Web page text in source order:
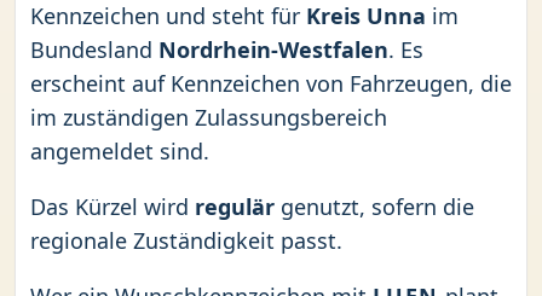
Kennzeichen und steht für Kreis Unna im
Bundesland Nordrhein-Westfalen. Es
erscheint auf Kennzeichen von Fahrzeugen, die
im zuständigen Zulassungsbereich
angemeldet sind.
Das Kürzel wird regulär genutzt, sofern die
regionale Zuständigkeit passt.